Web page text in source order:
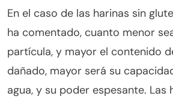
En el caso de las harinas sin
ha comentado, cuanto menor
partícula, y mayor el contenido
dañado, mayor será su
agua, y su poder espesante. Las